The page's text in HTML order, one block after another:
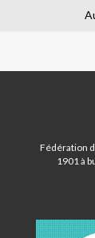
Fédération
1901 à